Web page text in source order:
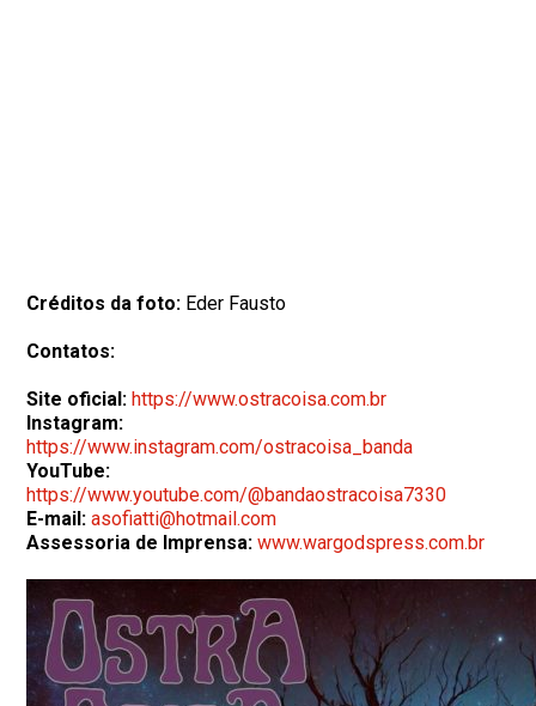
Créditos da foto: Eder Fausto
Contatos:
Site oficial:https://www.ostracoisa.com.br
Instagram:
https://www.instagram.com/ostracoisa_banda
YouTube:
https://www.youtube.com/@bandaostracoisa7330
E-mail:asofiatti@hotmail.com
Assessoria de Imprensa:www.wargodspress.com.br